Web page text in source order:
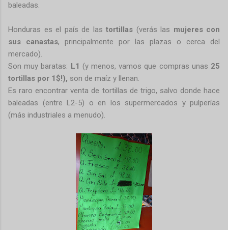
baleadas.
Honduras es el país de las tortillas (verás las mujeres con
sus canastas, principalmente por las plazas o cerca del
mercado).
Son muy baratas: L1 (y menos, vamos que compras unas 25
tortillas por 1$!), son de maíz y llenan.
Es raro encontrar venta de tortillas de trigo, salvo donde hace
baleadas (entre L2-5) o en los supermercados y pulperías
(más industriales a menudo).